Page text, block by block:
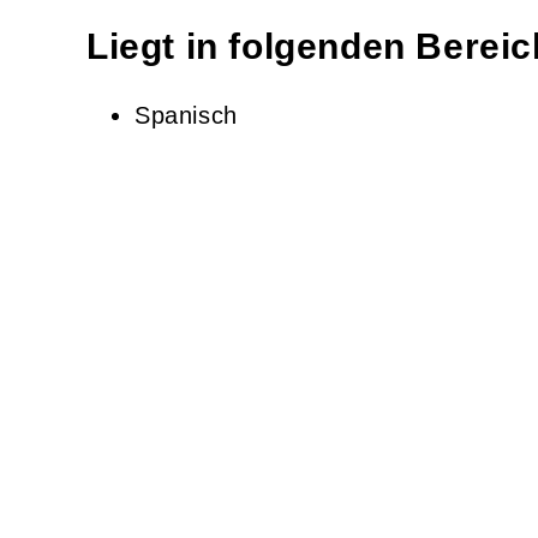
Liegt in folgenden
Spanisch